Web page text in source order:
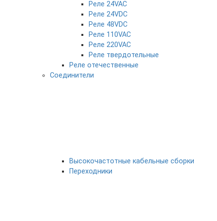
Реле 24VAC
Реле 24VDC
Реле 48VDC
Реле 110VAC
Реле 220VAC
Реле твердотельные
Реле отечественные
Соединители
Высокочастотные кабельные сборки
Переходники